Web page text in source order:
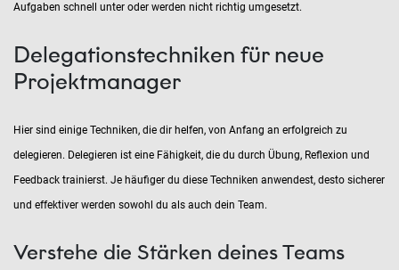
Aufgaben schnell unter oder werden nicht richtig umgesetzt.
Delegationstechniken für neue
Projektmanager
Hier sind einige Techniken, die dir helfen, von Anfang an erfolgreich zu
delegieren. Delegieren ist eine Fähigkeit, die du durch Übung, Reflexion und
Feedback trainierst. Je häufiger du diese Techniken anwendest, desto sicherer
und effektiver werden sowohl du als auch dein Team.
Verstehe die Stärken deines Teams